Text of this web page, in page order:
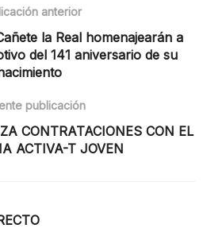
anterior
la Real homenajearán a
del 141 aniversario de su
publicación
CONTRATACIONES CON EL
ACTIVA-T JOVEN